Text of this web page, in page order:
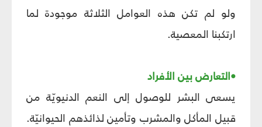
ولو لم تكن هذه العوامل الثلاثة موجودة لما
ارتكبنا المعصية.
•التعارض بين الأفراد
يسعى البشر للوصول إلى النعم الدنيويّة من
قبيل المأكل والمشرب وتأمين لذائذهم الحيوانيّة.